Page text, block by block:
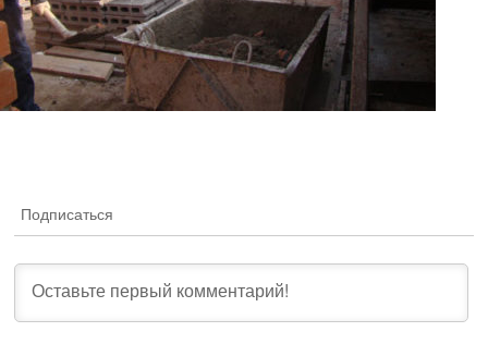
Подписаться